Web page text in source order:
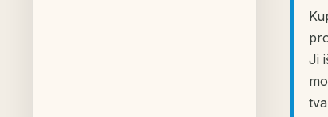
Ji